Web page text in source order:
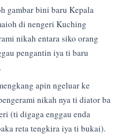
gambar bini baru Kepala
di nengeri Kuching
nikah entara siko orang
pengantin iya ti baru
apin ngeluar ke
nikah nya ti diator ba
(ti digaga enggau enda
reta tengkira iya ti bukai).